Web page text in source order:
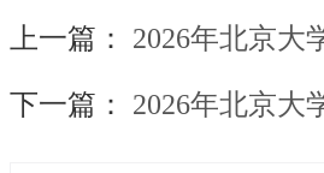
注意：请使用报名
专家推荐信；材料
上一篇： 2026年北京大
下一篇： 2026年北京大